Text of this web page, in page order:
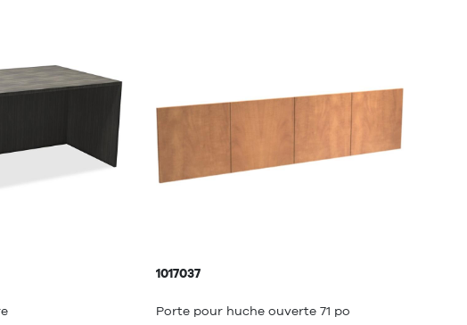
1017037
Porte pour huche ouverte 71 po